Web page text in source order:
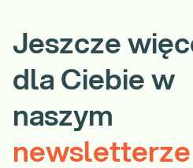
Jeszcze
dla Ciebie w
naszym
newsletterze